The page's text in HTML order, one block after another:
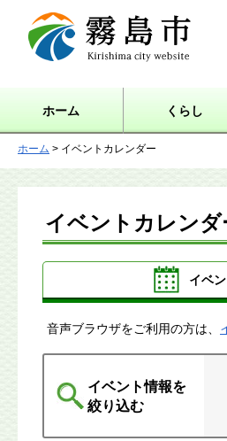
霧島市 Kirishima city
website
ホーム くらし
ホーム > イベントカレンダー
イベントカレンダ
イベ
音声ブラウザをご利用の方は、
イベント情報を
絞り込む